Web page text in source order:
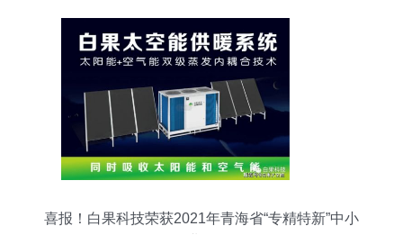
喜报！白果科技荣获2021年青海省“专精特新”中小